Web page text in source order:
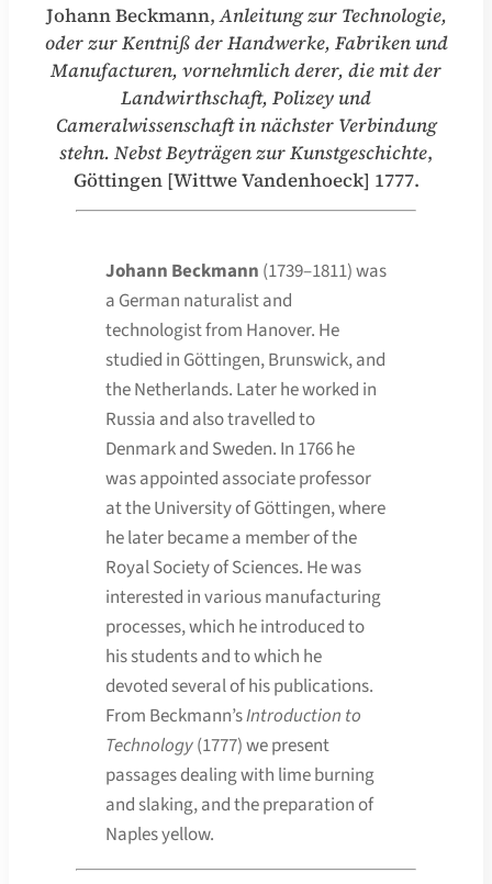
Johann Beckmann,Anleitung zur Technologie,
oder zur Kentniß der Handwerke, Fabriken und
Manufacturen, vornehmlich derer, die mit der
Landwirthschaft, Polizey und
Cameralwissenschaft in nächster Verbindung
stehn. Nebst Beyträgen zur Kunstgeschichte,
Göttingen [Wittwe Vandenhoeck] 1777.
Johann Beckmann (1739–1811) was
a German naturalist and
technologist from Hanover. He
studied in Göttingen, Brunswick, and
the Netherlands. Later he worked in
Russia and also travelled to
Denmark and Sweden. In 1766 he
was appointed associate professor
at the University of Göttingen, where
he later became a member of the
Royal Society of Sciences. He was
interested in various manufacturing
processes, which he introduced to
his students and to which he
devoted several of his publications.
From Beckmann’sIntroduction to
Technology(1777) we present
passages dealing with lime burning
and slaking, and the preparation of
Naples yellow.